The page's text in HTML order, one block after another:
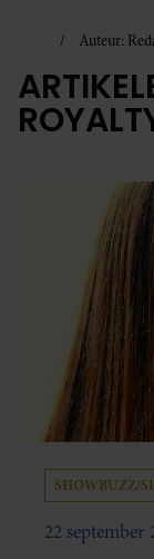
Auteur:
SHOWBUZZ/
22 september